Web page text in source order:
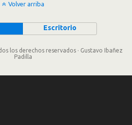
Volver arriba
Escritorio
los derechos reservados · Gustavo Ibañez
Padilla